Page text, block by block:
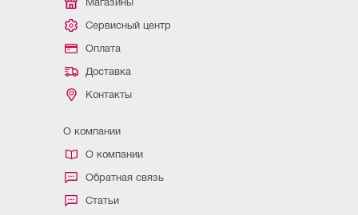
Сервисный центр
Оплата
Доставка
Контакты
О компании
О компании
Обратная связь
Статьи